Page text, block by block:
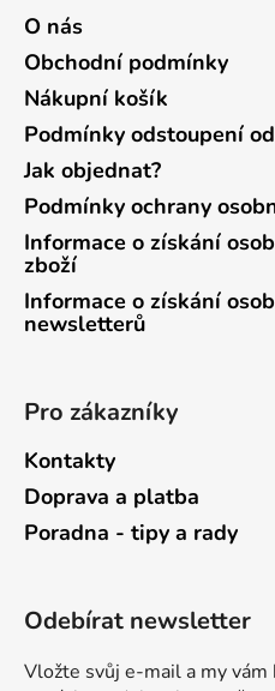
O nás
Obchodní podmínky
Nákupní košík
Podmínky odstoupení
Jak objednat?
Podmínky ochrany
Informace o získání
zboží
Informace o získání
newsletterů
Pro zákazníky
Kontakty
Doprava a platba
Poradna - tipy a rady
Odebírat newsletter
Vložte svůj e-mail a my